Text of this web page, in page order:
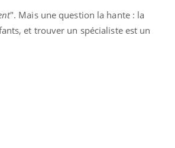
". Mais une question la hante : la
et trouver un spécialiste est un